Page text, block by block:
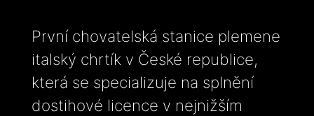
První chovatelská stanice plemene
italský chrtík v České republice,
která se specializuje na splnění
dostihové licence v nejnižším